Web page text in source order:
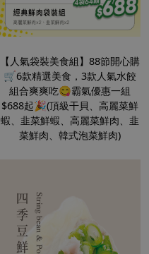
【人氣袋裝美食組】88節開心購
🛒6款精選美食，3款人氣水餃
組合爽爽吃😋霸氣優惠一組
$688起🎉(頂級干貝、高麗菜鮮
蝦、韭菜鮮蝦、高麗菜鮮肉、韭
菜鮮肉、韓式泡菜鮮肉)